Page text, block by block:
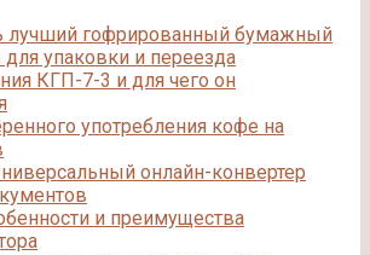
лучший гофрированный бумажный
для упаковки и переезда
КГП-7-3 и для чего он
употребления кофе на
онлайн-конвертер
и преимущества